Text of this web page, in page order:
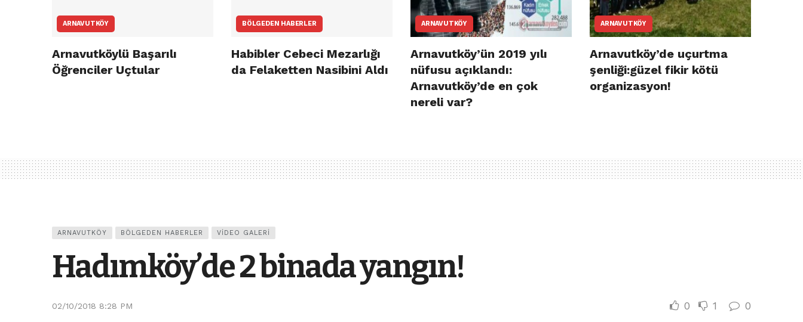
ARNAVUTKÖY
Arnavutköylü Başarılı
Öğrenciler Uçtular
BÖLGEDEN HABERLER
Habibler Cebeci Mezarlığı
da Felaketten Nasibini Aldı
ARNAVUTKÖY
Arnavutköy’ün 2019 yılı
nüfusu açıklandı:
Arnavutköy’de en çok
nereli var?
ARNAVUTKÖY
Arnavutköy’de uçurtma
şenliği:güzel fikir kötü
organizasyon!
ARNAVUTKÖY BÖLGEDEN HABERLER VIDEO GALERI
Hadımköy’de 2 binada yangın!
02/10/2018 8:28 PM 0 1 0